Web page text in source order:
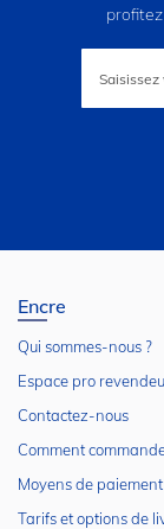
lettre
Encre
Qui sommes-nous ?
Espace pro
Contactez-nous
Comment
Moyens de paiement
Tarifs et options de